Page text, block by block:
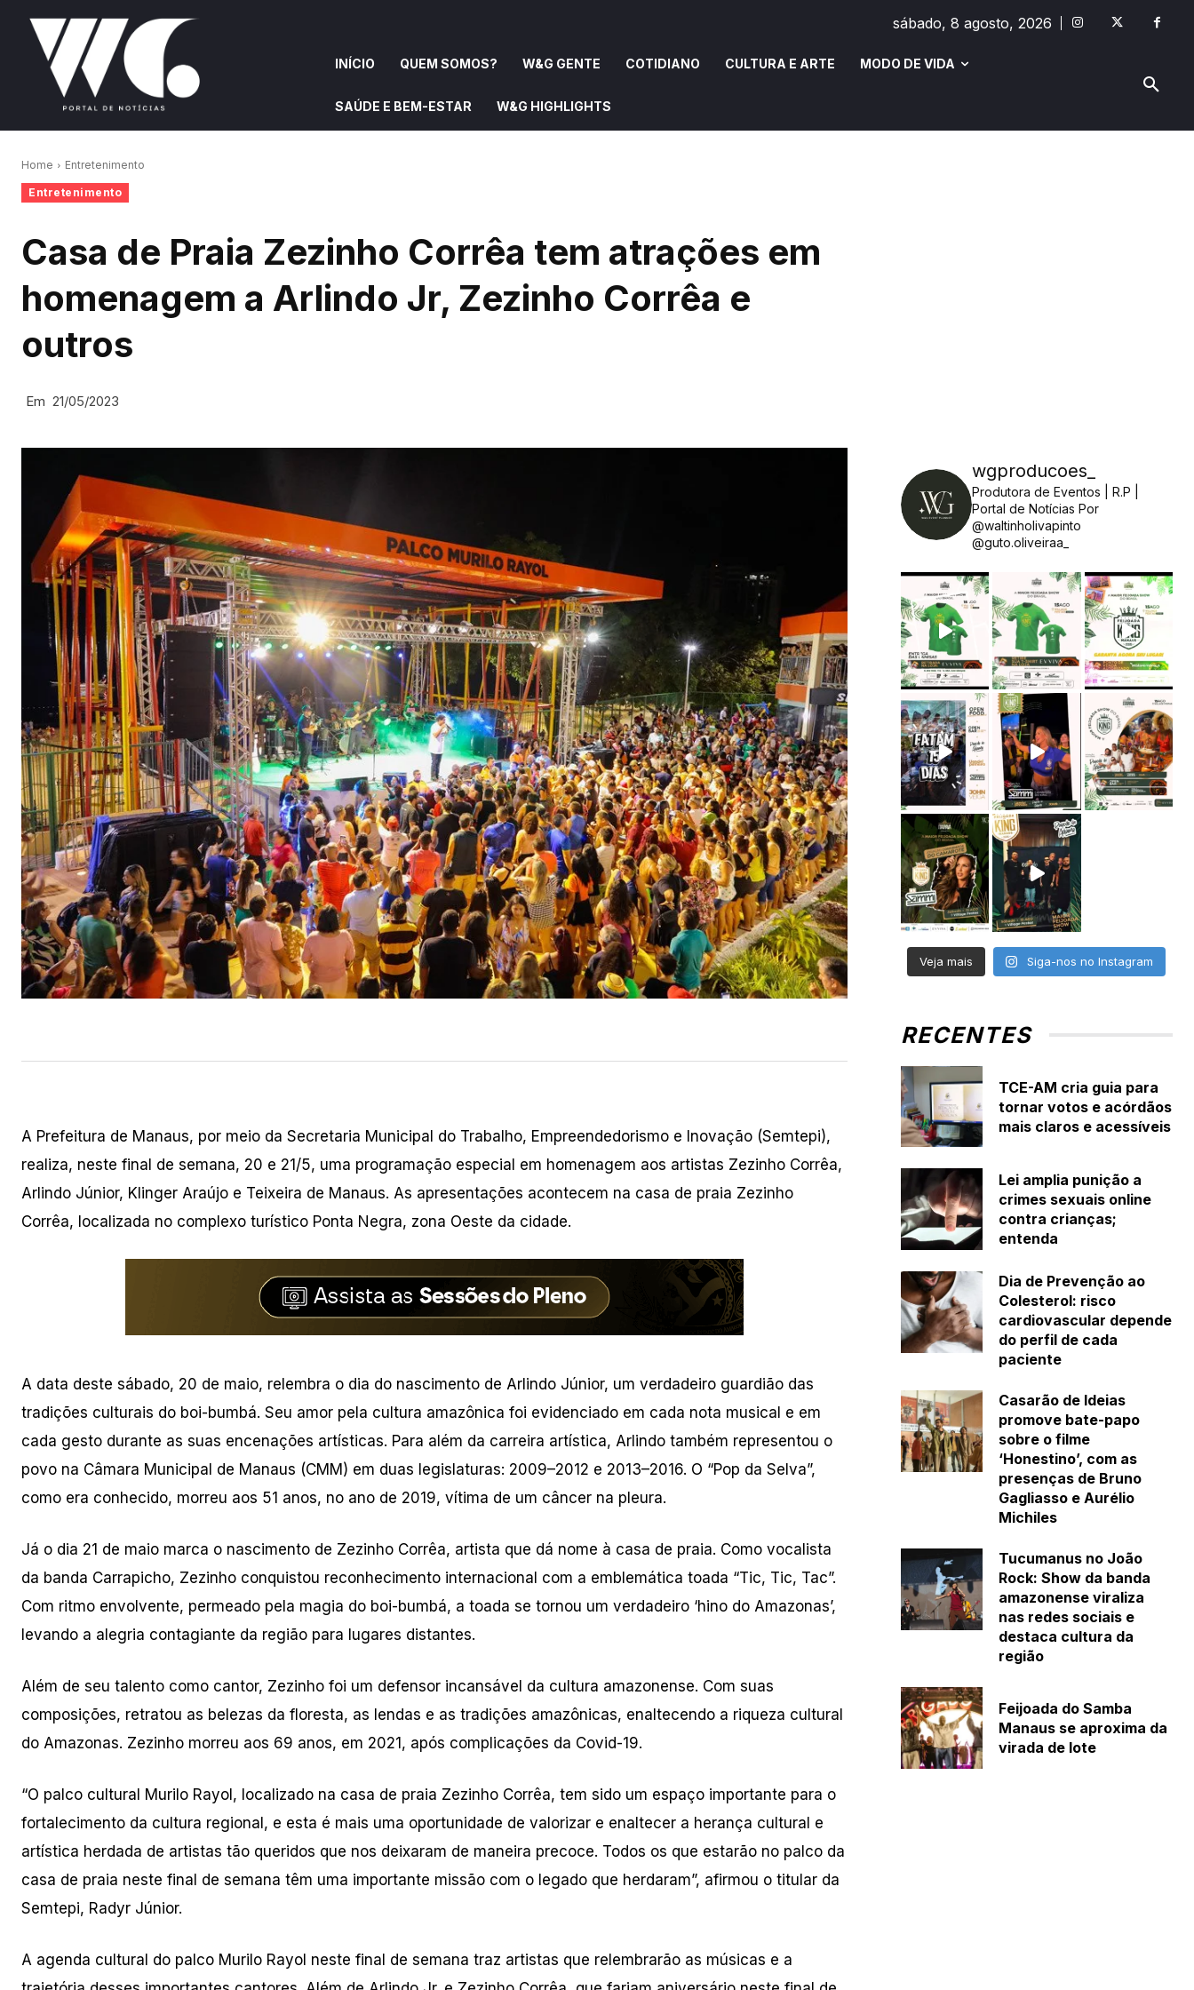
sábado, 8 agosto, 2026
INÍCIO QUEM SOMOS? W&G GENTE COTIDIANO CULTURA E ARTE MODO DE VIDA
SAÚDE E BEM-ESTAR W&G HIGHLIGHTS
Home Entretenimento
Entretenimento
Casa de Praia Zezinho Corrêa tem atrações em
homenagem a Arlindo Jr, Zezinho Corrêa e
outros
Em 21/05/2023
A Prefeitura de Manaus, por meio da Secretaria Municipal do Trabalho, Empreendedorismo e Inovação (Semtepi),
realiza, neste final de semana, 20 e 21/5, uma programação especial em homenagem aos artistas Zezinho Corrêa,
Arlindo Júnior, Klinger Araújo e Teixeira de Manaus. As apresentações acontecem na casa de praia Zezinho
Corrêa, localizada no complexo turístico Ponta Negra, zona Oeste da cidade.
A data deste sábado, 20 de maio, relembra o dia do nascimento de Arlindo Júnior, um verdadeiro guardião das
tradições culturais do boi-bumbá. Seu amor pela cultura amazônica foi evidenciado em cada nota musical e em
cada gesto durante as suas encenações artísticas. Para além da carreira artística, Arlindo também representou o
povo na Câmara Municipal de Manaus (CMM) em duas legislaturas: 2009–2012 e 2013–2016. O “Pop da Selva”,
como era conhecido, morreu aos 51 anos, no ano de 2019, vítima de um câncer na pleura.
Já o dia 21 de maio marca o nascimento de Zezinho Corrêa, artista que dá nome à casa de praia. Como vocalista
da banda Carrapicho, Zezinho conquistou reconhecimento internacional com a emblemática toada “Tic, Tic, Tac”.
Com ritmo envolvente, permeado pela magia do boi-bumbá, a toada se tornou um verdadeiro ‘hino do Amazonas’,
levando a alegria contagiante da região para lugares distantes.
Além de seu talento como cantor, Zezinho foi um defensor incansável da cultura amazonense. Com suas
composições, retratou as belezas da floresta, as lendas e as tradições amazônicas, enaltecendo a riqueza cultural
do Amazonas. Zezinho morreu aos 69 anos, em 2021, após complicações da Covid-19.
“O palco cultural Murilo Rayol, localizado na casa de praia Zezinho Corrêa, tem sido um espaço importante para o
fortalecimento da cultura regional, e esta é mais uma oportunidade de valorizar e enaltecer a herança cultural e
artística herdada de artistas tão queridos que nos deixaram de maneira precoce. Todos os que estarão no palco da
casa de praia neste final de semana têm uma importante missão com o legado que herdaram”, afirmou o titular da
Semtepi, Radyr Júnior.
A agenda cultural do palco Murilo Rayol neste final de semana traz artistas que relembrarão as músicas e a
wgproducoes_
Produtora de Eventos | R.P |
Portal de Notícias Por
@waltinholivapinto
@guto.oliveiraa_
Veja mais Siga-nos no Instagram
RECENTES
TCE-AM cria guia para
tornar votos e acórdãos
mais claros e acessíveis
Lei amplia punição a
crimes sexuais online
contra crianças;
entenda
Dia de Prevenção ao
Colesterol: risco
cardiovascular depende
do perfil de cada
paciente
Casarão de Ideias
promove bate-papo
sobre o filme
‘Honestino’, com as
presenças de Bruno
Gagliasso e Aurélio
Michiles
Tucumanus no João
Rock: Show da banda
amazonense viraliza
nas redes sociais e
destaca cultura da
região
Feijoada do Samba
Manaus se aproxima da
virada de lote